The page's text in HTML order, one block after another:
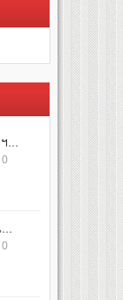
0
0